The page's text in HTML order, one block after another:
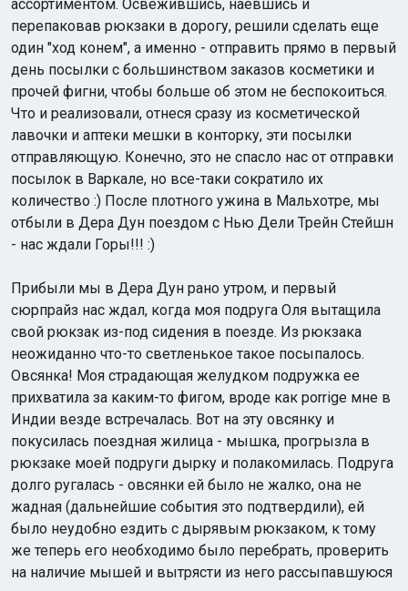
ассортиментом. Освежившись, наевшись и
перепаковав рюкзаки в дорогу, решили сделать еще
один "ход конем", а именно - отправить прямо в первый
день посылки с большинством заказов косметики и
прочей фигни, чтобы больше об этом не беспокоиться.
Что и реализовали, отнеся сразу из косметической
лавочки и аптеки мешки в конторку, эти посылки
отправляющую. Конечно, это не спасло нас от отправки
посылок в Варкале, но все-таки сократило их
количество :) После плотного ужина в Мальхотре, мы
отбыли в Дера Дун поездом с Нью Дели Трейн Стейшн
- нас ждали Горы!!! :)
Прибыли мы в Дера Дун рано утром, и первый
сюрпрайз нас ждал, когда моя подруга Оля вытащила
свой рюкзак из-под сидения в поезде. Из рюкзака
неожиданно что-то светленькое такое посыпалось.
Овсянка! Моя страдающая желудком подружка ее
прихватила за каким-то фигом, вроде как porrige мне в
Индии везде встречалась. Вот на эту овсянку и
покусилась поездная жилица - мышка, прогрызла в
рюкзаке моей подруги дырку и полакомилась. Подруга
долго ругалась - овсянки ей было не жалко, она не
жадная (дальнейшие события это подтвердили), ей
было неудобно ездить с дырявым рюкзаком, к тому
же теперь его необходимо было перебрать, проверить
на наличие мышей и вытрясти из него рассыпавшуюся